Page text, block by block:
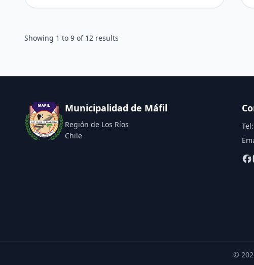
Showing 1 to 9 of 12 results
Municipalidad de Máfil
Región de Los Ríos
Chile
Tel:
©